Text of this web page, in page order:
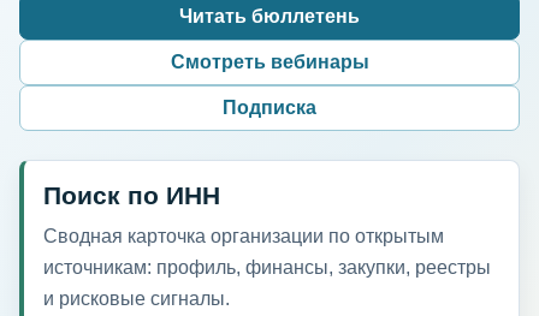
Читать бюллетень
Смотреть вебинары
Подписка
Поиск по ИНН
Сводная карточка организации по открытым
источникам: профиль, финансы, закупки, реестры
и рисковые сигналы.